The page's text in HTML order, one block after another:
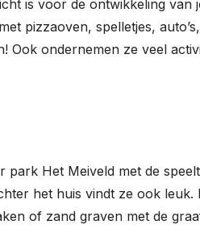
is voor de ontwikkeling
pizzaoven, spelletjes,
ondernemen ze veel
Het Meiveld met de
het huis vindt ze ook
of zand graven met de